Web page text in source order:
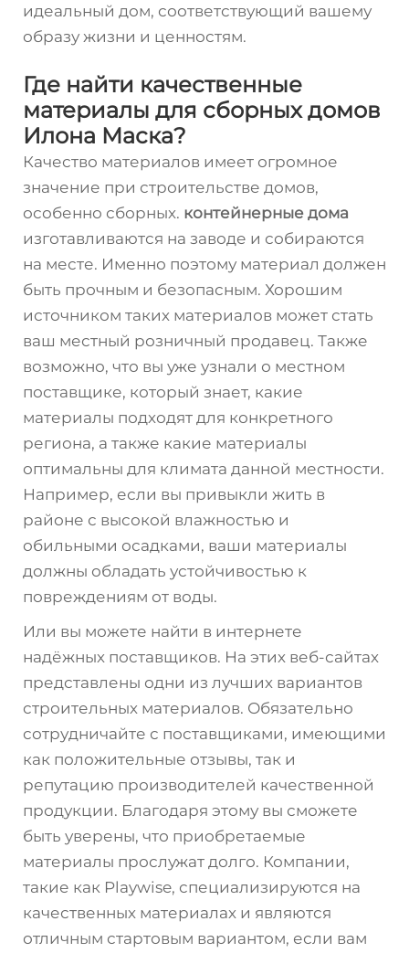
идеальный дом, соответствующий вашему
образу жизни и ценностям.
Где найти качественные
материалы для сборных домов
Илона Маска?
Качество материалов имеет огромное
значение при строительстве домов,
особенно сборных. контейнерные дома
изготавливаются на заводе и собираются
на месте. Именно поэтому материал должен
быть прочным и безопасным. Хорошим
источником таких материалов может стать
ваш местный розничный продавец. Также
возможно, что вы уже узнали о местном
поставщике, который знает, какие
материалы подходят для конкретного
региона, а также какие материалы
оптимальны для климата данной местности.
Например, если вы привыкли жить в
районе с высокой влажностью и
обильными осадками, ваши материалы
должны обладать устойчивостью к
повреждениям от воды.
Или вы можете найти в интернете
надёжных поставщиков. На этих веб-сайтах
представлены одни из лучших вариантов
строительных материалов. Обязательно
сотрудничайте с поставщиками, имеющими
как положительные отзывы, так и
репутацию производителей качественной
продукции. Благодаря этому вы сможете
быть уверены, что приобретаемые
материалы прослужат долго. Компании,
такие как Playwise, специализируются на
качественных материалах и являются
отличным стартовым вариантом, если вам